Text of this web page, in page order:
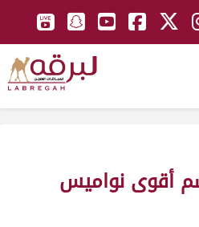
أقوى نواميس